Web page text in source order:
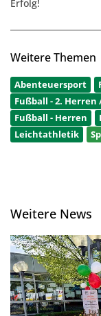
Erfolg!
Weitere Themen
Abenteuersport
Fußball - 2. Herren
Fußball - Herren
Leichtathletik
Weitere News